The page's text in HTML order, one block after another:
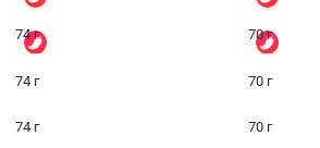
74 г 70 г
74 г 70 г
74 г 70 г